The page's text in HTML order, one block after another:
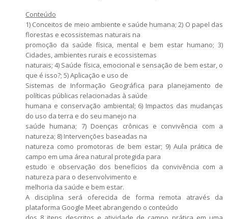
Conteúdo
1) Conceitos de meio ambiente e saúde humana; 2) O papel das
florestas e ecossistemas naturais na
promoção da saúde física, mental e bem estar humano; 3)
Cidades, ambientes rurais e ecossistemas
naturais; 4) Saúde física, emocional e sensação de bem estar, o
que é isso?; 5) Aplicação e uso de
Sistemas de Informação Geográfica para planejamento de
políticas públicas relacionadas à saúde
humana e conservação ambiental; 6) Impactos das mudanças
do uso da terra e do seu manejo na
saúde humana; 7) Doenças crônicas e convivência com a
natureza; 8) Intervenções baseadas na
natureza como promotoras de bem estar; 9) Aula prática de
campo em uma área natural protegida para
estudo e observação dos benefícios da convivência com a
natureza para o desenvolvimento e
melhoria da saúde e bem estar.
A disciplina será oferecida de forma remota através da
plataforma Google Meet abrangendo o conteúdo